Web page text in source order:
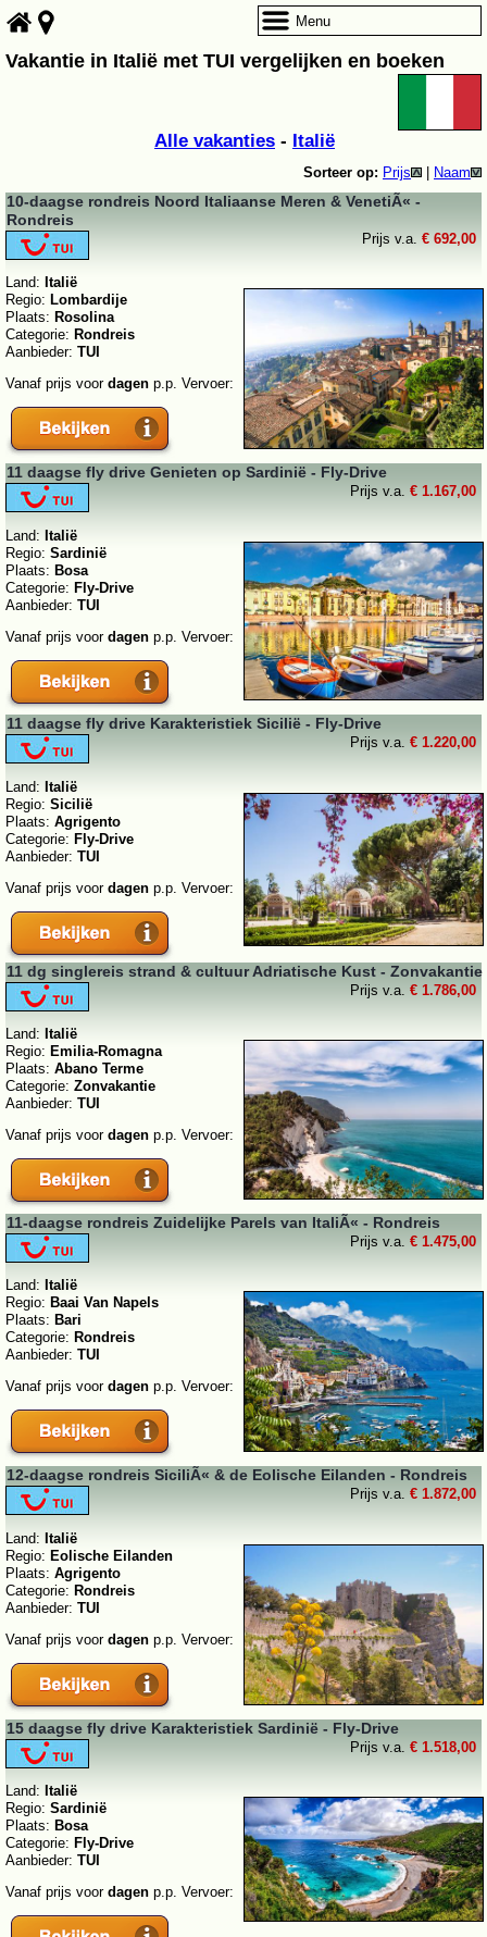
Vakantie in Italië met TUI vergelijken en boeken
Alle vakanties - Italië
Sorteer op: Prijs Naam
10-daagse rondreis Noord Italiaanse Meren & VenetiÃ« -
Rondreis
Prijs v.a. € 692,00
Land: Italië
Regio: Lombardije
Plaats: Rosolina
Categorie: Rondreis
Aanbieder: TUI
Vanaf prijs voor dagen p.p. Vervoer:
11 daagse fly drive Genieten op Sardinië - Fly-Drive
Prijs v.a. € 1.167,00
Land: Italië
Regio: Sardinië
Plaats: Bosa
Categorie: Fly-Drive
Aanbieder: TUI
Vanaf prijs voor dagen p.p. Vervoer:
11 daagse fly drive Karakteristiek Sicilië - Fly-Drive
Prijs v.a. € 1.220,00
Land: Italië
Regio: Sicilië
Plaats: Agrigento
Categorie: Fly-Drive
Aanbieder: TUI
Vanaf prijs voor dagen p.p. Vervoer:
11 dg singlereis strand & cultuur Adriatische Kust - Zonvakantie
Prijs v.a. € 1.786,00
Land: Italië
Regio: Emilia-Romagna
Plaats: Abano Terme
Categorie: Zonvakantie
Aanbieder: TUI
Vanaf prijs voor dagen p.p. Vervoer:
11-daagse rondreis Zuidelijke Parels van ItaliÃ« - Rondreis
Prijs v.a. € 1.475,00
Land: Italië
Regio: Baai Van Napels
Plaats: Bari
Categorie: Rondreis
Aanbieder: TUI
Vanaf prijs voor dagen p.p. Vervoer:
12-daagse rondreis SiciliÃ« & de Eolische Eilanden - Rondreis
Prijs v.a. € 1.872,00
Land: Italië
Regio: Eolische Eilanden
Plaats: Agrigento
Categorie: Rondreis
Aanbieder: TUI
Vanaf prijs voor dagen p.p. Vervoer:
15 daagse fly drive Karakteristiek Sardinië - Fly-Drive
Prijs v.a. € 1.518,00
Land: Italië
Regio: Sardinië
Plaats: Bosa
Categorie: Fly-Drive
Aanbieder: TUI
Vanaf prijs voor dagen p.p. Vervoer:
Menu